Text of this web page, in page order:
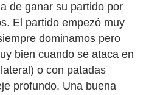
de ganar su partido por
El partido empezó muy
dominamos pero
bien cuando se ataca en
o con patadas
profundo. Una buena